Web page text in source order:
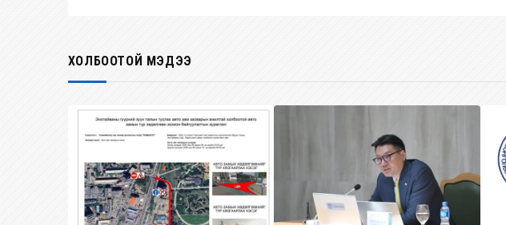
ХОЛБООТОЙ МЭДЭЭ